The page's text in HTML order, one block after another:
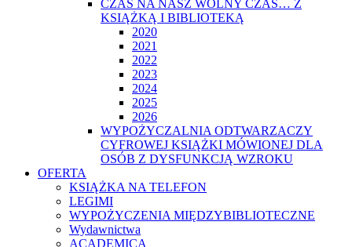
CZAS NA NASZ WOLNY CZAS… Z
KSIĄŻKĄ I BIBLIOTEKĄ
2020
2021
2022
2023
2024
2025
2026
WYPOŻYCZALNIA ODTWARZACZY
CYFROWEJ KSIĄŻKI MÓWIONEJ DLA
OSÓB Z DYSFUNKCJĄ WZROKU
OFERTA
KSIĄŻKA NA TELEFON
LEGIMI
WYPOŻYCZENIA MIĘDZYBIBLIOTECZNE
Wydawnictwa
ACADEMICA